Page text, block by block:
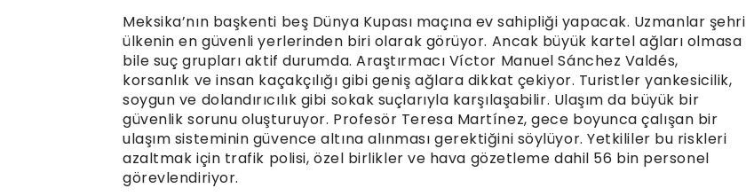
Meksika’nın başkenti beş Dünya Kupası maçına ev sahipliği yapacak. Uzmanlar şehri
ülkenin en güvenli yerlerinden biri olarak görüyor. Ancak büyük kartel ağları olmasa
bile suç grupları aktif durumda. Araştırmacı Víctor Manuel Sánchez Valdés,
korsanlık ve insan kaçakçılığı gibi geniş ağlara dikkat çekiyor. Turistler yankesicilik,
soygun ve dolandırıcılık gibi sokak suçlarıyla karşılaşabilir. Ulaşım da büyük bir
güvenlik sorunu oluşturuyor. Profesör Teresa Martínez, gece boyunca çalışan bir
ulaşım sisteminin güvence altına alınması gerektiğini söylüyor. Yetkililer bu riskleri
azaltmak için trafik polisi, özel birlikler ve hava gözetleme dahil 56 bin personel
görevlendiriyor.